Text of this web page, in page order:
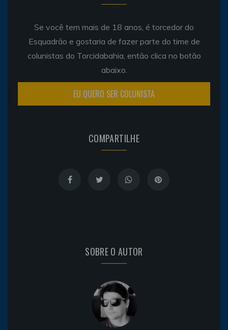
Se você tem mais de 18 anos, é torcedor do
Esquadrão e gostaria de fazer parte do time de
colunistas do Torcidabahia, então clica no botão
abaixo.
EU QUERO SER COLUNISTA
COMPARTILHE
SOBRE O AUTOR